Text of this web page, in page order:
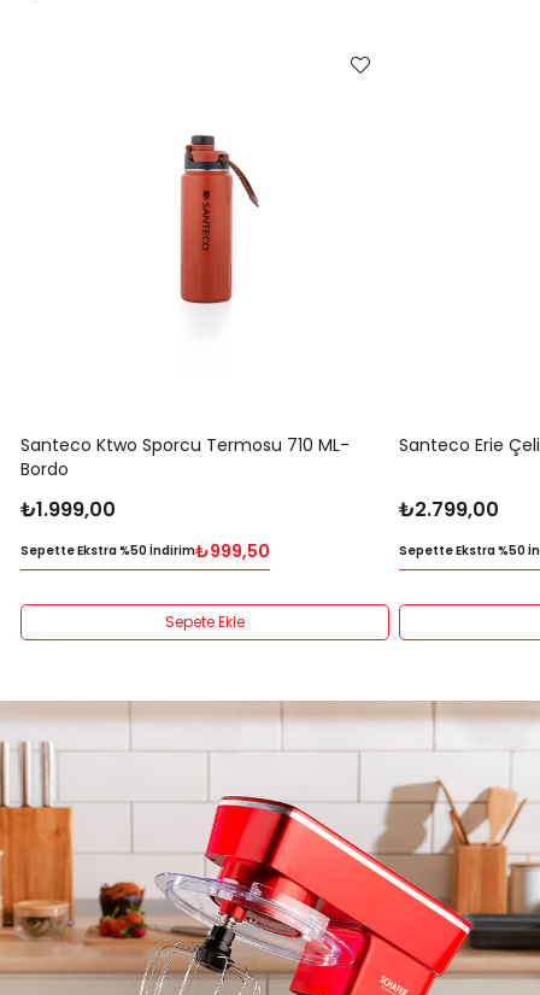
Santeco Ktwo Sporcu Termosu 710 ML-
Bordo
₺1.999,00
Sepette Ekstra %50 İndirim₺999,50
Sepete Ekle
Santeco Erie
₺2.799,00
Sepette Ekstra %50